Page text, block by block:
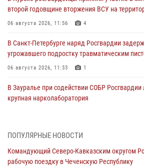
второй годовщине вторжения ВСУ на
06 августа 2026, 11:56 4
В Санкт-Петербурге наряд Росгвардии
угрожавшего подростку травматическим
06 августа 2026, 11:33 1
В Зауралье при содействии СОБР Росгвардии
крупная нарколаборатория
В Москве росгвардейцы задержали троих
06 августа 2026, 11:20
ПОПУЛЯРНЫЕ НОВОСТИ
Командующий Северо-Кавказским округом
рабочую поездку в Чеченскую Республику